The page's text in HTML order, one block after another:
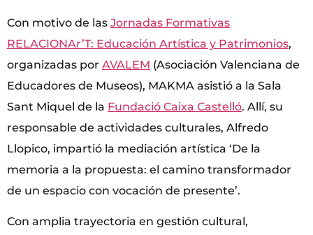
Con motivo de las Jornadas Formativas
RELACIONAr’T: Educación Artística y Patrimonios,
organizadas por AVALEM (Asociación Valenciana de
Educadores de Museos), MAKMA asistió a la Sala
Sant Miquel de la Fundació Caixa Castelló. Allí, su
responsable de actividades culturales, Alfredo
Llopico, impartió la mediación artística ‘De la
memoria a la propuesta: el camino transformador
de un espacio con vocación de presente’.
Con amplia trayectoria en gestión cultural,